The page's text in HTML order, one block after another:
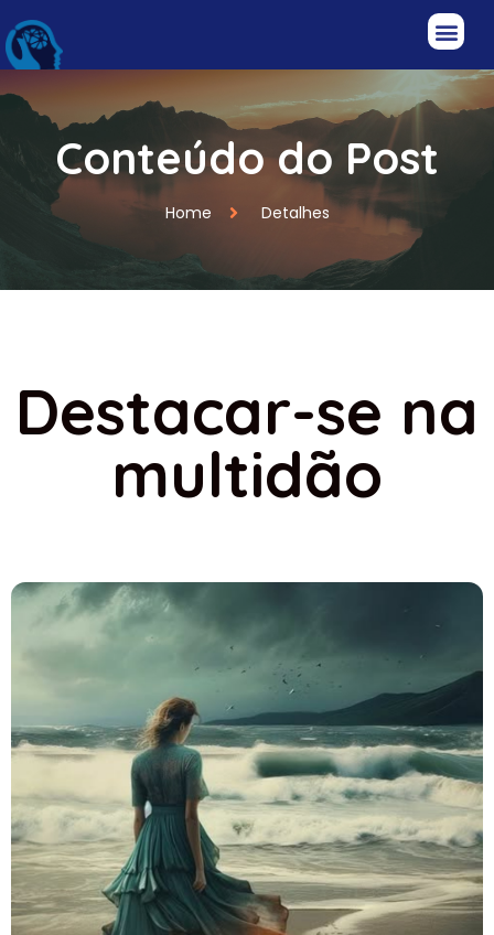
Conteúdo do Post
Home Detalhes
Destacar-se na
multidão